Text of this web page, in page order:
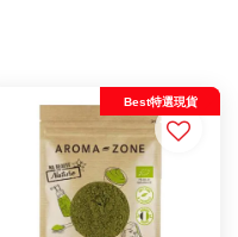
Best特選現貨